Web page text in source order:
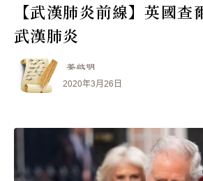
【武漢肺炎前線】英國查
武漢肺炎
姜啟明
2020年3月26日